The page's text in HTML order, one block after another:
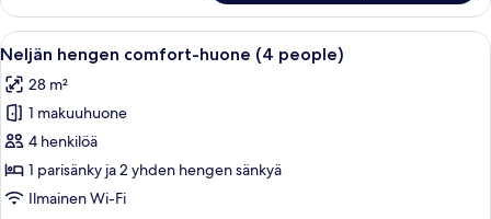
comfort-
huone
(3
people)
Avaa
kaikki
huonetyypin
Neljän
hengen
comfort-
huone
Moderni makuuhuone, jossa on
8
Neljän hengen comfort-huone (4 people)
28 m²
1 makuuhuone
4 henkilöä
1 parisänky ja 2 yhden hengen sänkyä
Ilmainen Wi-Fi